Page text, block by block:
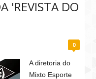
'REVISTA DO
0
A diretoria do
Mixto Esporte